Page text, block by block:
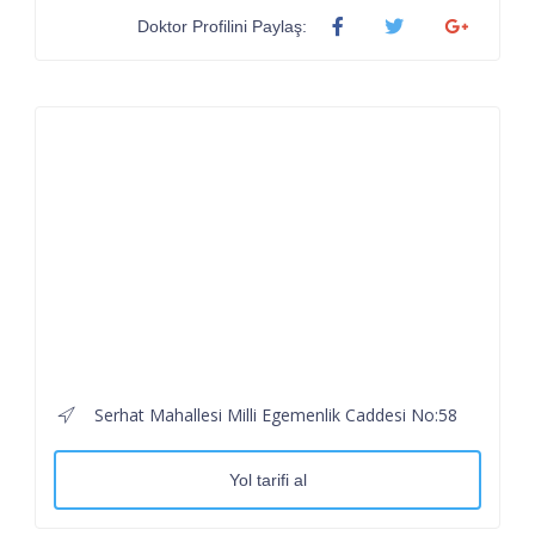
Doktor Profilini Paylaş:
Serhat Mahallesi Milli Egemenlik Caddesi No:58
Yol tarifi al